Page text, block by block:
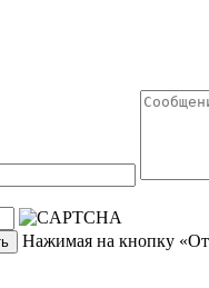
Нажимая на кнопку